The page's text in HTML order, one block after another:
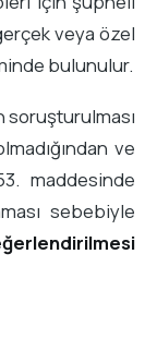
veya özel
bulunulur.
soruşturulması
ve
maddesinde
sebebiyle